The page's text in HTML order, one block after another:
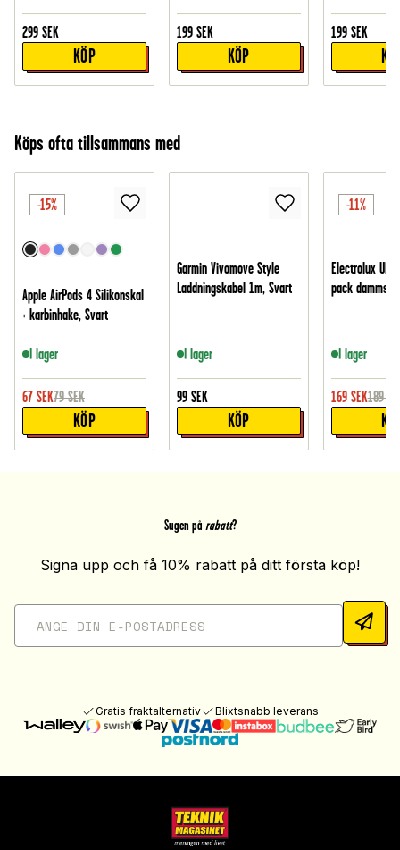
299 SEK
KÖP
199 SEK
KÖP
199 SEK
Köps ofta tillsammans med
-15%
Apple AirPods 4 Silikonskal
+ karbinhake, Svart
I lager
67 SEK79 SEK
KÖP
Garmin Vivomove Style
Laddningskabel 1m, Svart
I lager
99 SEK
KÖP
-11%
Electrolux
pack
I lager
169 SEK189
Sugen på rabatt?
Signa upp och få 10% rabatt på ditt första köp!
Gratis fraktalternativ Blixtsnabb leverans